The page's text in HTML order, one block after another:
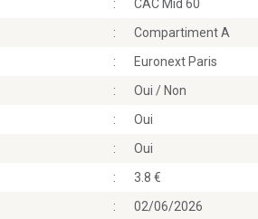
:
CAC Mid 60
:
Compartiment A
:
Euronext Paris
:
Oui / Non
:
Oui
:
Oui
:
3.8
: 02/06/2026